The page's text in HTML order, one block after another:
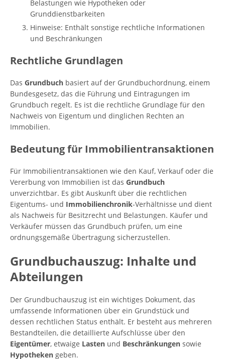
Belastungen wie Hypotheken oder
Grunddienstbarkeiten
Hinweise: Enthält sonstige rechtliche Informationen
und Beschränkungen
Rechtliche Grundlagen
Das Grundbuch basiert auf der Grundbuchordnung, einem
Bundesgesetz, das die Führung und Eintragungen im
Grundbuch regelt. Es ist die rechtliche Grundlage für den
Nachweis von Eigentum und dinglichen Rechten an
Immobilien.
Bedeutung für Immobilientransaktionen
Für Immobilientransaktionen wie den Kauf, Verkauf oder die
Vererbung von Immobilien ist das Grundbuch
unverzichtbar. Es gibt Auskunft über die rechtlichen
Eigentums- und Immobilienchronik-Verhältnisse und dient
als Nachweis für Besitzrecht und Belastungen. Käufer und
Verkäufer müssen das Grundbuch prüfen, um eine
ordnungsgemäße Übertragung sicherzustellen.
Grundbuchauszug: Inhalte und
Abteilungen
Der Grundbuchauszug ist ein wichtiges Dokument, das
umfassende Informationen über ein Grundstück und
dessen rechtlichen Status enthält. Er besteht aus mehreren
Bestandteilen, die detaillierte Aufschlüsse über den
Eigentümer, etwaige Lasten und Beschränkungen sowie
Hypotheken geben.